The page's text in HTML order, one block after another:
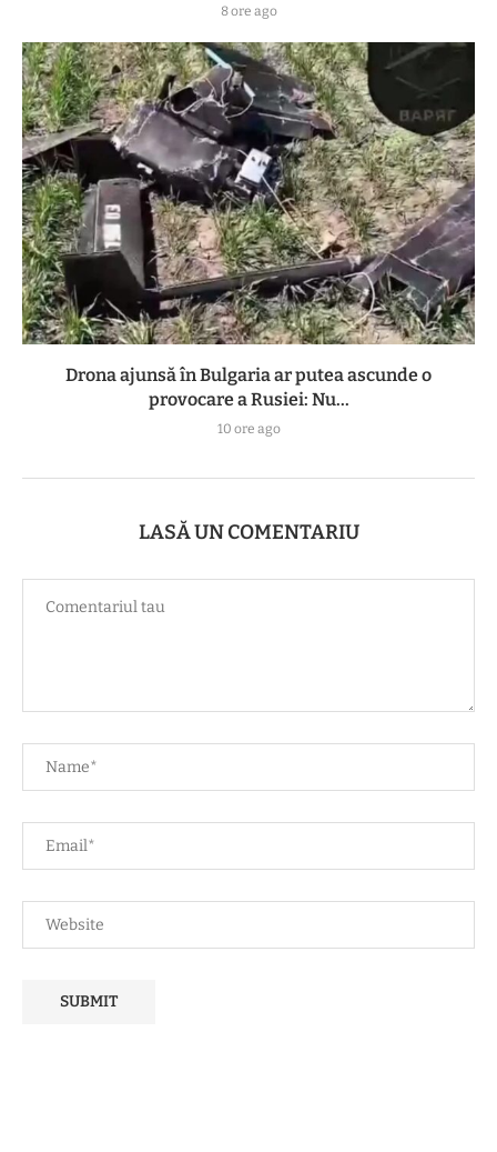
8 ore ago
Drona ajunsă în Bulgaria ar putea ascunde o
provocare a Rusiei: Nu...
10 ore ago
LASĂ UN COMENTARIU